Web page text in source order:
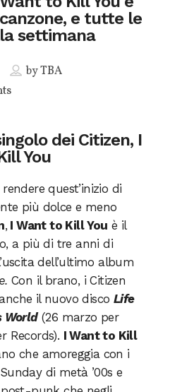
e tutte le
settimana
byTBA
dei Citizen, I
You
quest’inizio di
più dolce e meno
, I Want to Kill You è il
a più di tre anni di
dell’ultimo album
Con il brano, i Citizen
il nuovo disco Life
World(26 marzo per
Records). I Want to Kill
che amoreggia con i
di metà ’00s e